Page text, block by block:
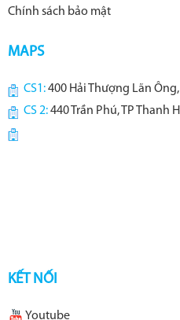
Chính sách bảo mật
MAPS
CS1:400 Hải Thượng Lãn
CS 2:440 Trần Phú, TP Thanh
KẾT NỐI
Youtube